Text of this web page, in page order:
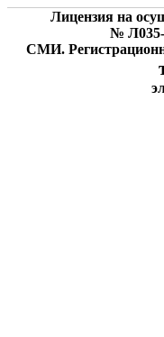
Лицензия на
№ Л035-
СМИ.